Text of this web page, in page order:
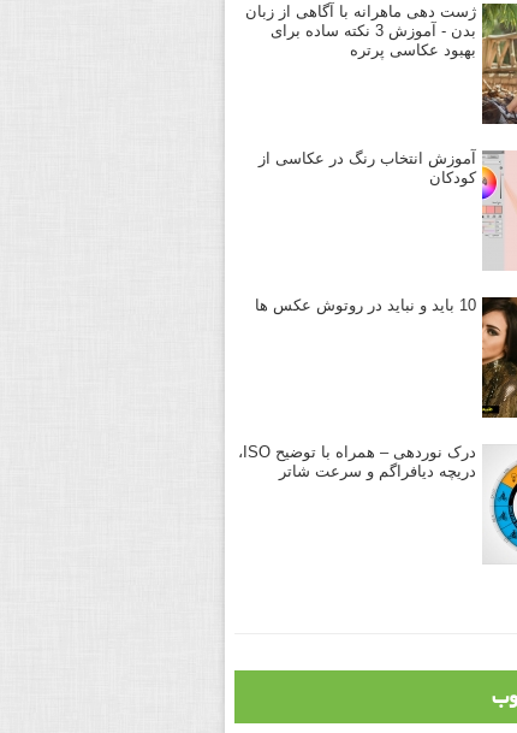
ژست دهی ماهرانه با آگاهی از زبان
بدن - آموزش 3 نکته ساده برای
بهبود عکاسی پرتره
آموزش انتخاب رنگ در عکاسی از
کودکان
10 باید و نباید در روتوش عکس ها
درک نوردهی – همراه با توضیح ISO،
دریچه دیافراگم و سرعت شاتر